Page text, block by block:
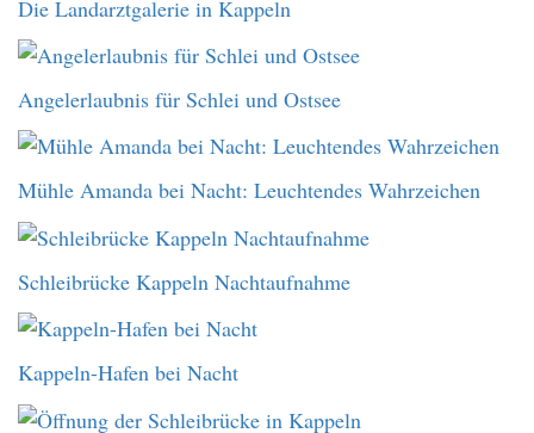
Die Landarztgalerie in Kappeln
Angelerlaubnis für Schlei und Ostsee
Mühle Amanda bei Nacht: Leuchtendes Wahrzeichen
Schleibrücke Kappeln Nachtaufnahme
Kappeln-Hafen bei Nacht